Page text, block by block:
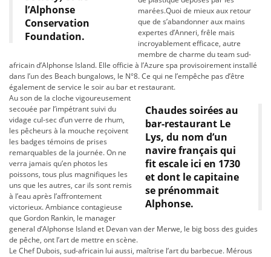
l’Alphonse
Conservation
Foundation.
marées.Quoi de mieux aux retour
que de s’abandonner aux mains
expertes d’Anneri, frêle mais
incroyablement efficace, autre
membre de charme du team sud-
africain d’Alphonse Island. Elle officie à l’Azure spa provisoirement installé
dans l’un des Beach bungalows, le N°8. Ce qui ne l’empêche pas d’être
également de service le soir au bar et restaurant.
Chaudes soirées au
bar-restaurant Le
Lys, du nom d’un
navire français qui
fit escale ici en 1730
et dont le capitaine
se prénommait
Alphonse.
Au son de la cloche vigoureusement
secouée par l’impétrant suivi du
vidage cul-sec d’un verre de rhum,
les pêcheurs à la mouche reçoivent
les badges témoins de prises
remarquables de la journée. On ne
verra jamais qu’en photos les
poissons, tous plus magnifiques les
uns que les autres, car ils sont remis
à l’eau après l’affrontement
victorieux. Ambiance contagieuse
que Gordon Rankin, le manager
general d’Alphonse Island et Devan van der Merwe, le big boss des guides
de pêche, ont l’art de mettre en scène.
Le Chef Dubois, sud-africain lui aussi, maîtrise l’art du barbecue. Mérous